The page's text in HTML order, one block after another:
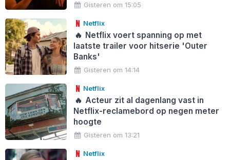
Gisteren om 15:05
Netflix
🔥 Netflix voert spanning op met
laatste trailer voor hitserie 'Outer
Banks'
Gisteren om 14:14
Netflix
🔥 Acteur zit al dagenlang vast in
Netflix-reclamebord op negen meter
hoogte
Gisteren om 13:21
Netflix